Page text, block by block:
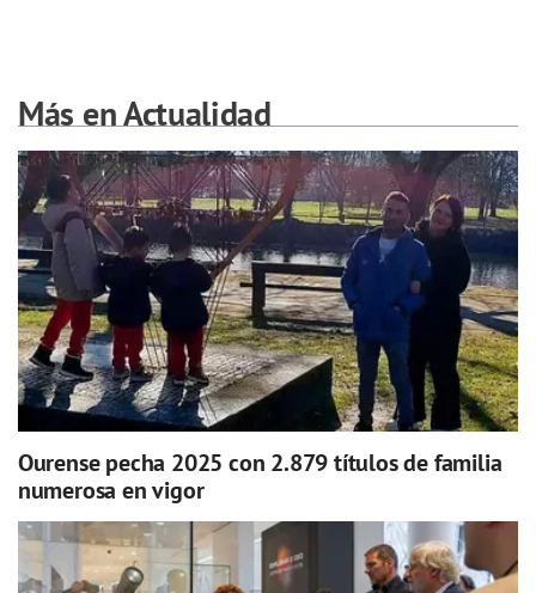
Más en Actualidad
Ourense pecha 2025 con 2.879 títulos de familia
numerosa en vigor